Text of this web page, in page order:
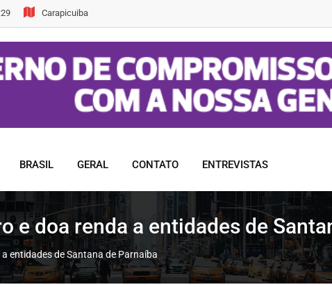
Carapicuiba
BRASIL GERAL CONTATO ENTREVISTAS
e doa renda a entidades de
entidades de Santana de Parnaíba